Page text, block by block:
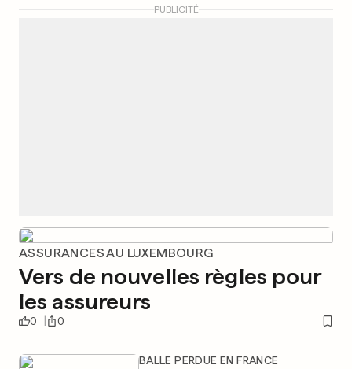
PUBLICITÉ
ASSURANCES AU LUXEMBOURG
Vers de nouvelles règles pour
les assureurs
0 0
BALLE PERDUE EN FRANCE